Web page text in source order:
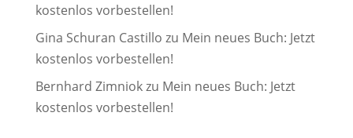
kostenlos vorbestellen!
Gina Schuran Castillo zu Mein neues Buch: Jetzt
kostenlos vorbestellen!
Bernhard Zimniokzu Mein neues Buch: Jetzt
kostenlos vorbestellen!